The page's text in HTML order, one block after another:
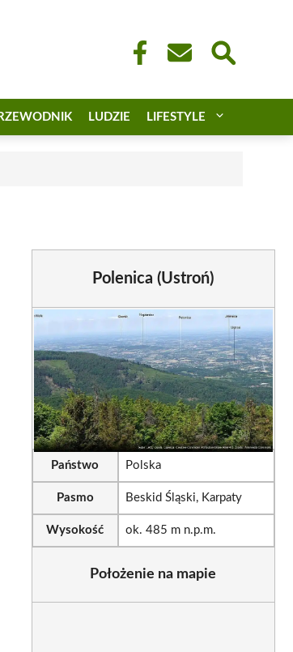
LUDZIE LIFESTYLE
Polenica (Ustroń)
Państwo Polska
Pasmo Beskid Śląski, Karpaty
Wysokość ok. 485 m n.p.m.
Położenie na mapie